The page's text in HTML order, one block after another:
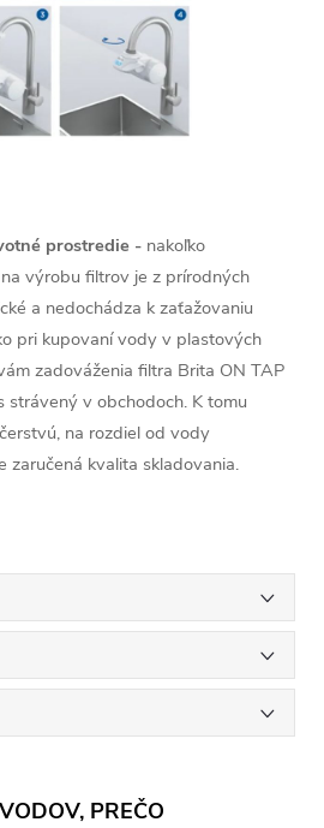
prostredie - nakoľko
výrobu filtrov je z prírodných
a nedochádza k zaťažovaniu
pri kupovaní vody v plastových
zadováženia filtra Brita ON TAP
strávený v obchodoch. K tomu
na rozdiel od vody
zaručená kvalita skladovania.
PREČO